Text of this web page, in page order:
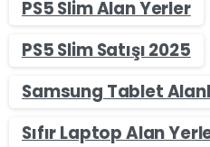
PS5 Slim Alan Yerler
PS5 Slim Satışı 2025
Samsung Tablet
Sıfır Laptop Alan